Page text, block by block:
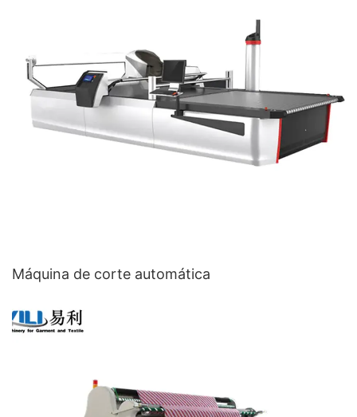
Máquina de corte automática